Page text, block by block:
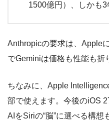
1500億円）、しかも
Anthropicの要求は、Apple
でGeminiは価格も性能も折
ちなみに、Apple
部で使えます。今後のiOS
AIをSiriの“脳”に選べる構想